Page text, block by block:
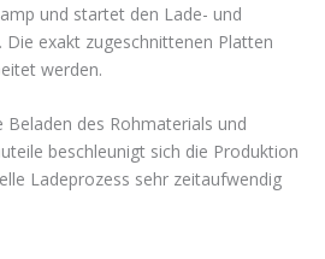
und startet den Lade- und
Die exakt zugeschnittenen Platten
werden.
des Rohmaterials und
beschleunigt sich die Produktion
Ladeprozess sehr zeitaufwendig